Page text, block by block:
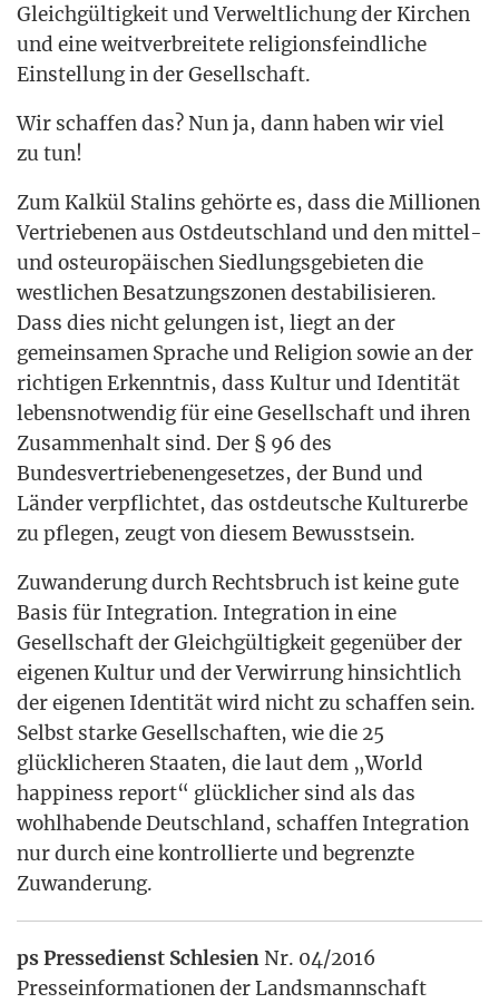
Gleich­gül­tig­keit und Ver­welt­li­chung der Kir­chen
und eine weit­ver­brei­te­te reli­gi­ons­feind­li­che
Ein­stel­lung in der Gesellschaft.
Wir schaf­fen das? Nun ja, dann haben wir viel
zu tun!
Zum Kal­kül Sta­lins gehör­te es, dass die Mil­lio­nen
Ver­trie­be­nen aus Ost­deutsch­land und den mit­tel-
und ost­eu­ro­päi­schen Sied­lungs­ge­bie­ten die
west­li­chen Besat­zungs­zo­nen desta­bi­li­sie­ren.
Dass dies nicht gelun­gen ist, liegt an der
gemein­sa­men Spra­che und Reli­gi­on sowie an der
rich­ti­gen Erkennt­nis, dass Kul­tur und Iden­ti­tät
lebens­not­wen­dig für eine Gesell­schaft und ihren
Zusam­men­halt sind. Der § 96 des
Bun­des­ver­trie­be­nen­ge­set­zes, der Bund und
Län­der ver­pflich­tet, das ost­deut­sche Kul­tur­er­be
zu pfle­gen, zeugt von die­sem Bewusstsein.
Zuwan­de­rung durch Rechts­bruch ist kei­ne gute
Basis für Inte­gra­ti­on. Inte­gra­ti­on in eine
Gesell­schaft der Gleich­gül­tig­keit gegen­über der
eige­nen Kul­tur und der Ver­wir­rung hin­sicht­lich
der eige­nen Iden­ti­tät wird nicht zu schaf­fen sein.
Selbst star­ke Gesell­schaf­ten, wie die 25
glück­li­che­ren Staa­ten, die laut dem „World
hap­pi­ness report“ glück­li­cher sind als das
wohl­ha­ben­de Deutsch­land, schaf­fen Inte­gra­ti­on
nur durch eine kon­trol­lier­te und begrenz­te
Zuwanderung.
ps Pres­se­dienst Schle­sienNr. 04/2016
Pres­se­in­for­ma­tio­nen der Lands­mann­schaft